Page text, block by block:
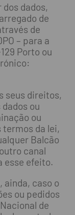
dados,
de
de
– para a
Porto ou
seus direitos,
ou
ou
da lei,
Balcão
canal
esse efeito.
ainda, caso o
ou pedidos
de